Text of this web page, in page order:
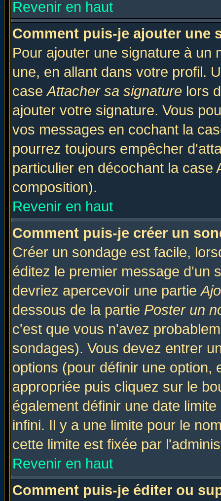
Revenir en haut
Comment puis-je ajouter une
Pour ajouter une signature à un
une, en allant dans votre profil.
caseAttacher sa signature lors
ajouter votre signature. Vous
vos messages en cochant la
pourrez toujours empêcher
particulier en décochant la
composition).
Revenir en haut
Comment puis-je créer un
Créer un sondage est facile,
éditez le premier message d'un
devriez apercevoir une partie
dessous de la partie Poster un
c'est que vous n'avez
sondages). Vous devez entrer
options (pour définir une option,
appropriée puis cliquez sur le
également définir une date
infini. Il y a une limite pour le
cette limite est fixée par
Revenir en haut
Comment puis-je éditer ou